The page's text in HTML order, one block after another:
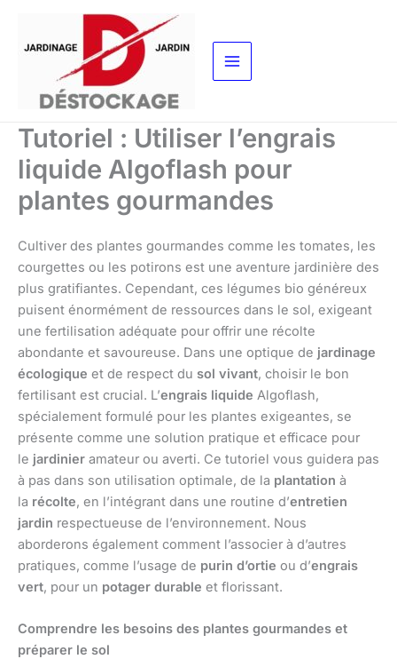
contenu
Tutoriel : Utiliser l’engrais
liquide Algoflash pour
plantes gourmandes
Cultiver des plantes gourmandes comme les tomates, les
courgettes ou les potirons est une aventure jardinière des
plus gratifiantes. Cependant, ces légumes bio généreux
puisent énormément de ressources dans le sol, exigeant
une fertilisation adéquate pour offrir une récolte
abondante et savoureuse. Dans une optique de jardinage
écologique et de respect du sol vivant, choisir le bon
fertilisant est crucial. L’engrais liquide Algoflash,
spécialement formulé pour les plantes exigeantes, se
présente comme une solution pratique et efficace pour
le jardinier amateur ou averti. Ce tutoriel vous guidera pas
à pas dans son utilisation optimale, de la plantation à
la récolte, en l’intégrant dans une routine d’entretien
jardin respectueuse de l’environnement. Nous
aborderons également comment l’associer à d’autres
pratiques, comme l’usage de purin d’ortie ou d’engrais
vert, pour un potager durable et florissant.
Comprendre les besoins des plantes gourmandes et
préparer le sol